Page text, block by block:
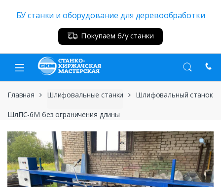
БУ станки и оборудование для деревообработки
Покупаем б/у станки
Главная Шлифовальные станки Шлифовальный станок
ШлПС-6М без ограничения длины